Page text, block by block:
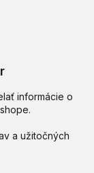
informácie o